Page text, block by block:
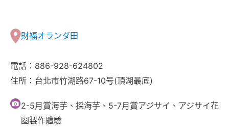
財福オランダ田
電話：886-928-624802
住所：台北市竹湖路67-10号(頂湖最底)
2-5月賞海芋、採海芋、5-7月賞アジサイ、アジサイ花
圈製作體驗